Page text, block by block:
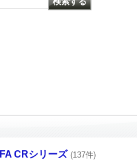
CRシリーズ (137件)